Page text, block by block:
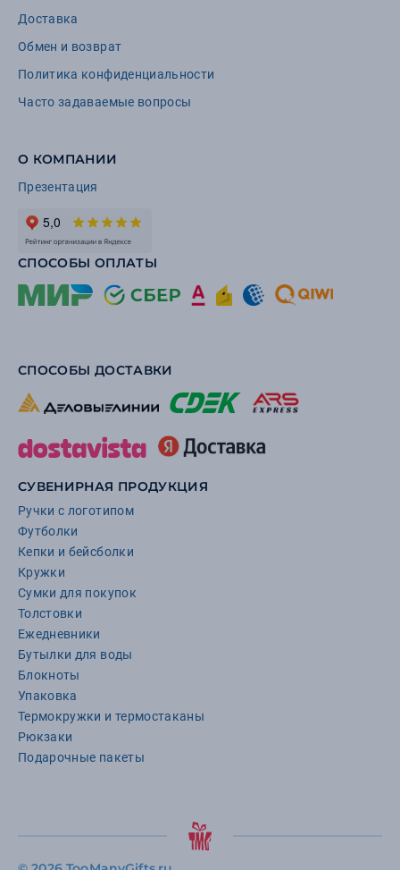
Доставка
Обмен и возврат
Политика конфиденциальности
Часто задаваемые вопросы
О КОМПАНИИ
Презентация
СПОСОБЫ ОПЛАТЫ
СПОСОБЫ ДОСТАВКИ
СУВЕНИРНАЯ ПРОДУКЦИЯ
Ручки с логотипом
Футболки
Кепки и бейсболки
Кружки
Сумки для покупок
Толстовки
Ежедневники
Бутылки для воды
Блокноты
Упаковка
Термокружки и термостаканы
Рюкзаки
Подарочные пакеты